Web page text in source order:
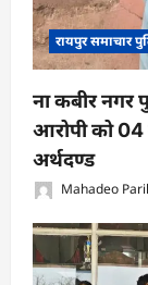
रायपुर समाचार
ना कबीर नगर
आरोपी को 04
अर्थदण्ड
Mahadeo